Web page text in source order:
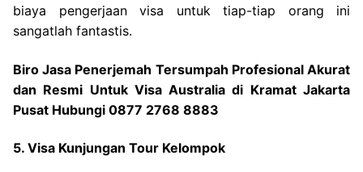
biaya pengerjaan visa untuk tiap-tiap orang ini
sangatlah fantastis.
Biro Jasa Penerjemah Tersumpah Profesional Akurat
dan Resmi Untuk Visa Australia di Kramat Jakarta
Pusat Hubungi 0877 2768 8883
5. Visa Kunjungan Tour Kelompok